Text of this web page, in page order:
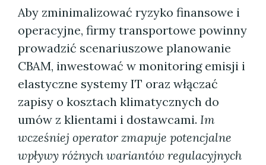
Aby zminimalizować ryzyko finansowe i
operacyjne, firmy transportowe powinny
prowadzić scenariuszowe planowanie
CBAM, inwestować w monitoring emisji i
elastyczne systemy IT oraz włączać
zapisy o kosztach klimatycznych do
umów z klientami i dostawcami. Im
wcześniej operator zmapuje potencjalne
wpływy różnych wariantów regulacyjnych